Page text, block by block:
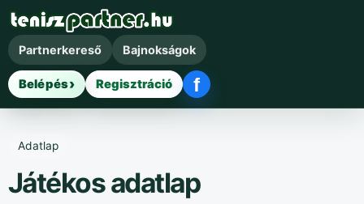
Partnerkereső Bajnokságok
Belépés Regisztráció fFacebook belépés
Adatlap
Játékos adatlap